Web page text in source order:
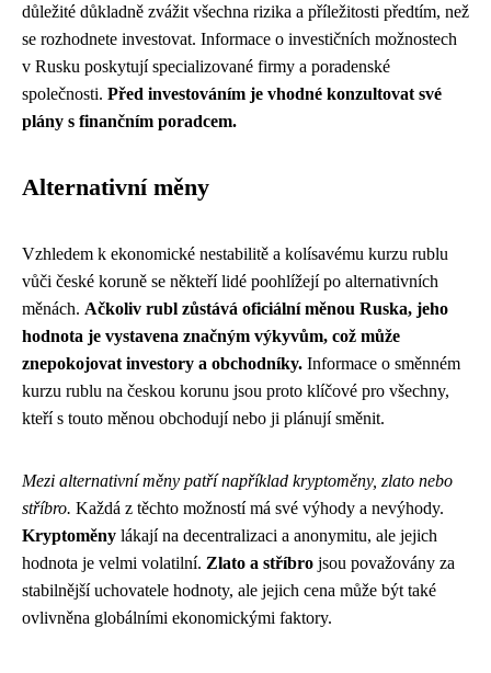
důležité důkladně zvážit všechna rizika a příležitosti předtím, než
se rozhodnete investovat. Informace o investičních možnostech
v Rusku poskytují specializované firmy a poradenské
společnosti. Před investováním je vhodné konzultovat své
plány s finančním poradcem.
Alternativní měny
Vzhledem k ekonomické nestabilitě a kolísavému kurzu rublu
vůči české koruně se někteří lidé poohlížejí po alternativních
měnách. Ačkoliv rubl zůstává oficiální měnou Ruska, jeho
hodnota je vystavena značným výkyvům, což může
znepokojovat investory a obchodníky. Informace o směnném
kurzu rublu na českou korunu jsou proto klíčové pro všechny,
kteří s touto měnou obchodují nebo ji plánují směnit.
Mezi alternativní měny patří například kryptoměny, zlato nebo
stříbro. Každá z těchto možností má své výhody a nevýhody.
Kryptoměny lákají na decentralizaci a anonymitu, ale jejich
hodnota je velmi volatilní. Zlato a stříbro jsou považovány za
stabilnější uchovatele hodnoty, ale jejich cena může být také
ovlivněna globálními ekonomickými faktory.